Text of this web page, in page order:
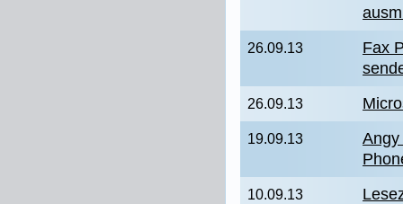
26.09.13
Fax
26.09.13
19.09.13
Angy
10.09.13